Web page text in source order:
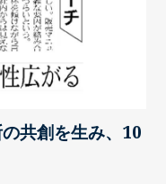
共創を生み、10